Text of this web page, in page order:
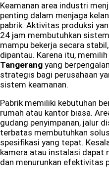
Keamanan area industri
penting dalam menjaga
pabrik. Aktivitas produksi
24 jam membutuhkan
mampu bekerja secara
dipantau. Karena itu, memilih
Tangerang yang
strategis bagi perusahaan
sistem keamanan.
Pabrik memiliki kebutuhan
rumah atau kantor biasa.
gudang penyimpanan, jalur
terbatas membutuhkan
spesifikasi yang tepat.
kamera atau instalasi dapat
dan menurunkan efektivitas